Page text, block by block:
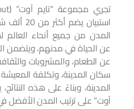
استبيان
المدن من جميع أنحاء العالم
عن الحياة في مدنهم، ويتضمن
عن الطعام، والمشروبات
سكان المدينة، وتكلفة
المدينة، وبناءً على هذه
آوت” على ترتيب المدن الأفضل